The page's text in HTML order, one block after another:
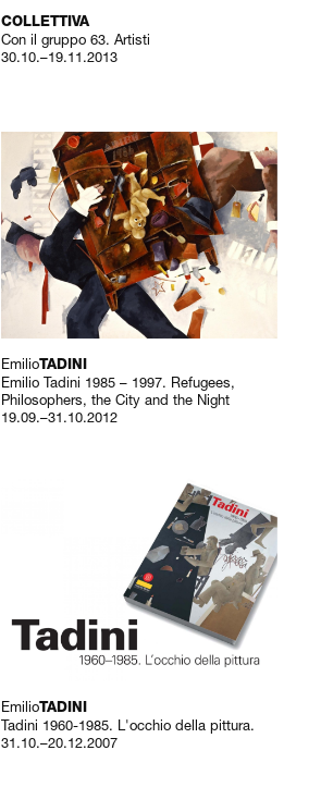
COLLETTIVA
Con il gruppo 63. Artisti
30.10.–19.11.2013
EmilioTADINI
Emilio Tadini 1985 – 1997. Refugees,
Philosophers, the City and the Night
19.09.–31.10.2012
EmilioTADINI
Tadini 1960-1985. L'occhio della pittura.
31.10.–20.12.2007